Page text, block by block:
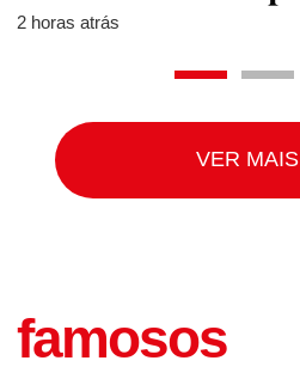
2 horas atrás
VER MAIS
famosos